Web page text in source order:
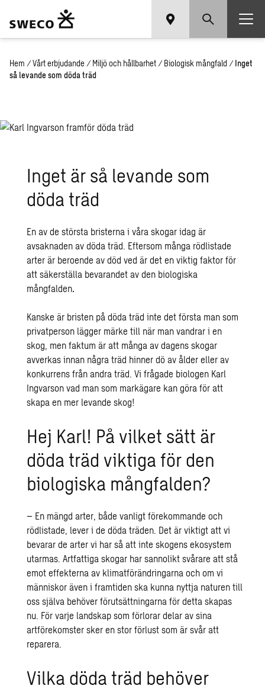
Hem / Vårt erbjudande / Miljö och hållbarhet / Biologisk mångfald / Inget
så levande som döda träd
Inget är så levande som
döda träd
En av de största bristerna i våra skogar idag är
avsaknaden av döda träd. Eftersom många rödlistade
arter är beroende av död ved är det en viktig faktor för
att säkerställa bevarandet av den biologiska
mångfalden.
Kanske är bristen på döda träd inte det första man som
privatperson lägger märke till när man vandrar i en
skog, men faktum är att många av dagens skogar
avverkas innan några träd hinner dö av ålder eller av
konkurrens från andra träd. Vi frågade biologen Karl
Ingvarson vad man som markägare kan göra för att
skapa en mer levande skog!
Hej Karl! På vilket sätt är
döda träd viktiga för den
biologiska mångfalden?
– En mängd arter, både vanligt förekommande och
rödlistade, lever i de döda träden. Det är viktigt att vi
bevarar de arter vi har så att inte skogens ekosystem
utarmas. Artfattiga skogar har sannolikt svårare att stå
emot effekterna av klimatförändringarna och om vi
människor även i framtiden ska kunna nyttja naturen till
oss själva behöver förutsättningarna för detta skapas
nu. För varje landskap som förlorar delar av sina
artförekomster sker en stor förlust som är svår att
reparera.
Vilka döda träd behöver